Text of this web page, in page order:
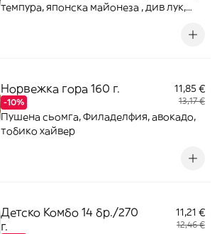
темпура, японска майонеза , див лук,
Норвежка гора 160 г.
-10%
11,85 €
13,17 €
Пушена сьомга, Филаделфия, авокадо,
тобико хайвер
Детско Комбо 14 бр./270
г.
11,21 €
12,46 €